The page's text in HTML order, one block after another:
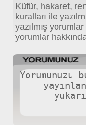
Küfür, hakaret,
kuralları ile
yazılmış
yorumlar